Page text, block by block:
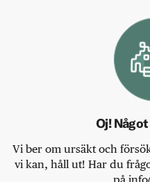
Oj!
Vi ber om ursäkt och
vi kan, håll ut! Har du